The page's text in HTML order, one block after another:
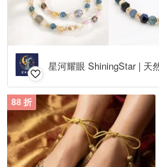
星河耀眼 ShiningStar | 天
88 折